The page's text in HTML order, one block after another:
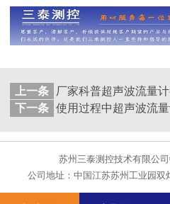
上一条
下一条
苏州三泰测控技术有限公
公司地址：中国江苏苏州工业园双